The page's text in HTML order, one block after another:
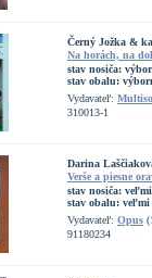
Černý Jožka &
Na horách, na
stav nosiča:
stav obalu:
Vydavateľ:
310013-1
Darina
Verše a piesne
stav nosiča:
stav obalu: veľmi
Vydavateľ: Opus
91180234